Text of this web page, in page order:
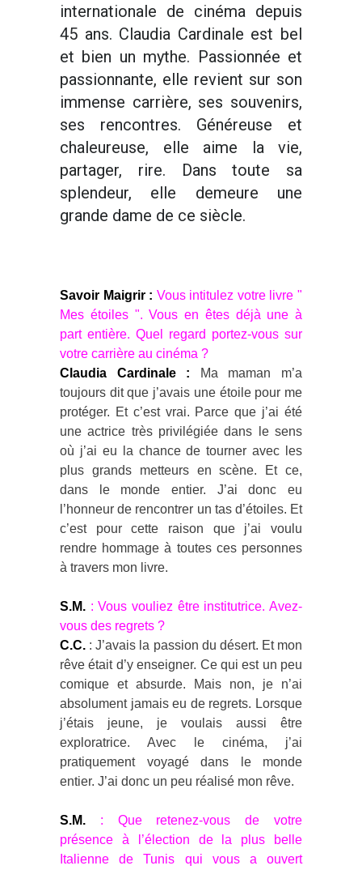
internationale de cinéma depuis
45 ans. Claudia Cardinale est bel
et bien un mythe. Passionnée et
passionnante, elle revient sur son
immense carrière, ses souvenirs,
ses rencontres. Généreuse et
chaleureuse, elle aime la vie,
partager, rire. Dans toute sa
splendeur, elle demeure une
grande dame de ce siècle.
Savoir Maigrir : Vous intitulez votre livre "
Mes étoiles ". Vous en êtes déjà une à
part entière. Quel regard portez-vous sur
votre carrière au cinéma ?
Claudia Cardinale : Ma maman m’a
toujours dit que j’avais une étoile pour me
protéger. Et c’est vrai. Parce que j’ai été
une actrice très privilégiée dans le sens
où j’ai eu la chance de tourner avec les
plus grands metteurs en scène. Et ce,
dans le monde entier. J’ai donc eu
l’honneur de rencontrer un tas d’étoiles. Et
c’est pour cette raison que j’ai voulu
rendre hommage à toutes ces personnes
à travers mon livre.
S.M. : Vous vouliez être institutrice. Avez-
vous des regrets ?
C.C. : J’avais la passion du désert. Et mon
rêve était d’y enseigner. Ce qui est un peu
comique et absurde. Mais non, je n’ai
absolument jamais eu de regrets. Lorsque
j’étais jeune, je voulais aussi être
exploratrice. Avec le cinéma, j’ai
pratiquement voyagé dans le monde
entier. J’ai donc un peu réalisé mon rêve.
S.M. : Que retenez-vous de votre
présence à l’élection de la plus belle
Italienne de Tunis qui vous a ouvert